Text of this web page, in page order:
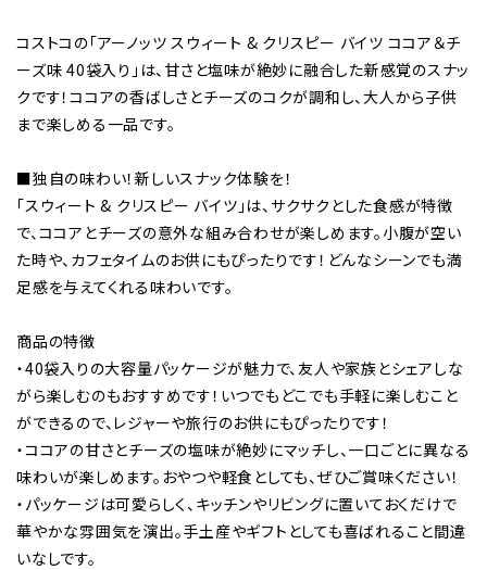
コストコの「アーノッツ スウィート & クリスピー バイツ ココア＆チ
ーズ味 40袋入り」は、甘さと塩味が絶妙に融合した新感覚のスナッ
クです！ココアの香ばしさとチーズのコクが調和し、大人から子供
まで楽しめる一品です。
■独自の味わい！新しいスナック体験を！
「スウィート & クリスピー バイツ」は、サクサクとした食感が特徴
で、ココアとチーズの意外な組み合わせが楽しめます。小腹が空い
た時や、カフェタイムのお供にもぴったりです！どんなシーンでも満
足感を与えてくれる味わいです。
商品の特徴
・40袋入りの大容量パッケージが魅力で、友人や家族とシェアしな
がら楽しむのもおすすめです！いつでもどこでも手軽に楽しむこと
ができるので、レジャーや旅行のお供にもぴったりです！
・ココアの甘さとチーズの塩味が絶妙にマッチし、一口ごとに異なる
味わいが楽しめます。おやつや軽食としても、ぜひご賞味ください！
・パッケージは可愛らしく、キッチンやリビングに置いておくだけで
華やかな雰囲気を演出。手土産やギフトとしても喜ばれること間違
いなしです。